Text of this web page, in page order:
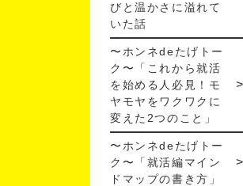
びと温かさに溢れて
いた話
〜ホンネdeたげトー
ク〜「これから就活
を始める人必見！モ
ヤモヤをワクワクに
変えた2つのこと」
〜ホンネdeたげトー
ク〜「就活編マイン
ドマップの書き方」